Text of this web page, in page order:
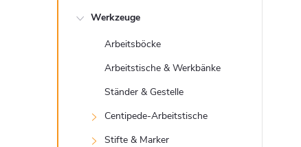
Werkzeuge
Arbeitsböcke
Arbeitstische & Werkbänke
Ständer & Gestelle
Centipede-Arbeitstische
Stifte & Marker